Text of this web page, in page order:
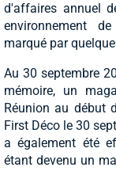
d'affaires annuel
environnement
marqué par
Au 30 septembre
mémoire, un
Réunion au début
First Déco le 30
a également été
étant devenu un